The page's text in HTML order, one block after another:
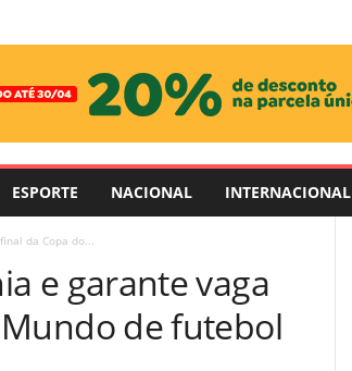
ESPORTE NACIONAL INTERNACIONAL
da Copa do...
e garante vaga
de futebol